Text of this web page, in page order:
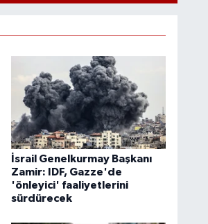
İsrail Genelkurmay Başkanı
Zamir: IDF, Gazze'de
'önleyici' faaliyetlerini
sürdürecek